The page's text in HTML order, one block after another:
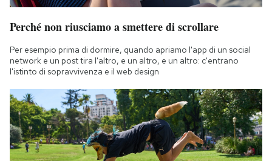
Perché non riusciamo a smettere di scrollare
Per esempio prima di dormire, quando apriamo l'app di un social
network e un post tira l'altro, e un altro, e un altro: c'entrano
l'istinto di sopravvivenza e il web design